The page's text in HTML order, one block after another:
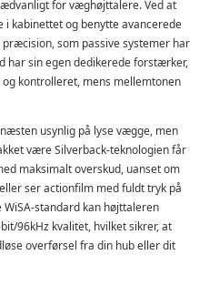
for væghøjttalere. Ved at
kabinettet og benytte avancerede
som passive systemer har
har sin egen dedikerede forstærker,
kontrolleret, mens mellemtonen
usynlig på lyse vægge, men
være Silverback-teknologien får
maksimalt overskud, uanset om
ser actionfilm med fuldt tryk på
standard kan højttaleren
96kHz kvalitet, hvilket sikrer, at
overførsel fra din hub eller dit